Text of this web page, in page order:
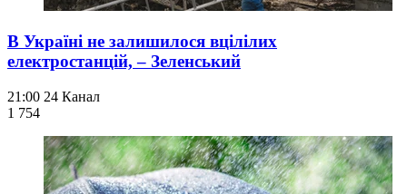
В Україні не залишилося вцілілих
електростанцій, – Зеленський
21:00 24 Канал
1 754